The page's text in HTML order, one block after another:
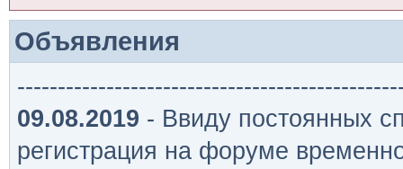
Объявления
09.08.2019 - Ввиду постоянных
регистрация на форуме